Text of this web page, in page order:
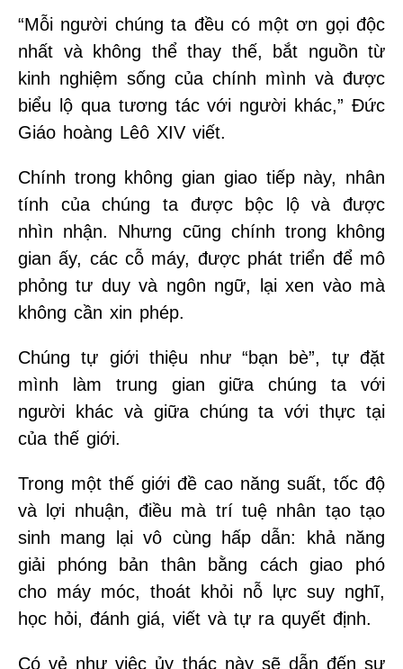
“Mỗi người chúng ta đều có một ơn gọi độc
nhất và không thể thay thế, bắt nguồn từ
kinh nghiệm sống của chính mình và được
biểu lộ qua tương tác với người khác,” Đức
Giáo hoàng Lêô XIV viết.
Chính trong không gian giao tiếp này, nhân
tính của chúng ta được bộc lộ và được
nhìn nhận. Nhưng cũng chính trong không
gian ấy, các cỗ máy, được phát triển để mô
phỏng tư duy và ngôn ngữ, lại xen vào mà
không cần xin phép.
Chúng tự giới thiệu như “bạn bè”, tự đặt
mình làm trung gian giữa chúng ta với
người khác và giữa chúng ta với thực tại
của thế giới.
Trong một thế giới đề cao năng suất, tốc độ
và lợi nhuận, điều mà trí tuệ nhân tạo tạo
sinh mang lại vô cùng hấp dẫn: khả năng
giải phóng bản thân bằng cách giao phó
cho máy móc, thoát khỏi nỗ lực suy nghĩ,
học hỏi, đánh giá, viết và tự ra quyết định.
Có vẻ như việc ủy thác này sẽ dẫn đến sự